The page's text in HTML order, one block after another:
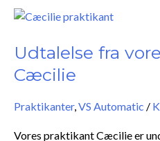
Udtalelse fra
Cæcilie
Praktikanter,VS Automatic /
Vores praktikant Cæcilie er
Udtalelse
vores
Cæcilie